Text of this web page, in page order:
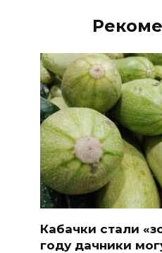
Кабачки стали
году дачники